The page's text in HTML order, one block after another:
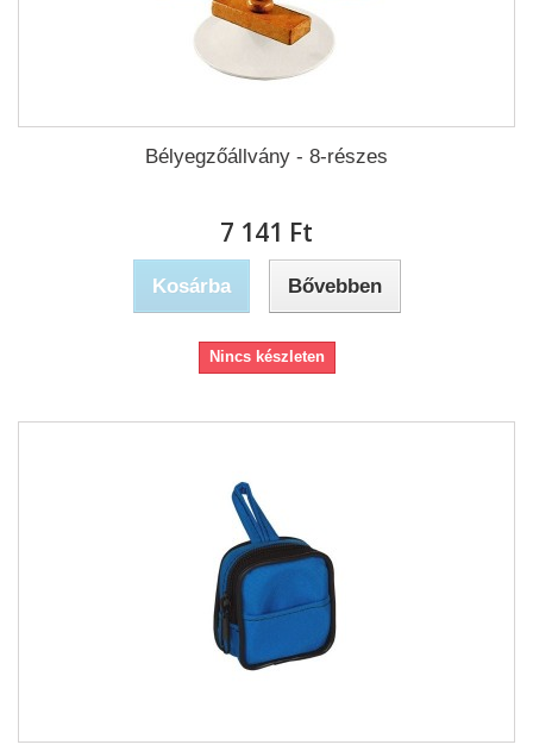
Bélyegzőállvány - 8-részes
7 141 Ft‎
Kosárba Bővebben
Nincs készleten